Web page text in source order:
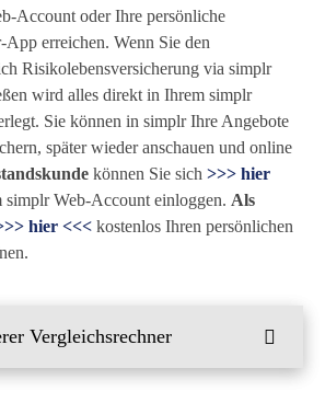
Account oder Ihre persönliche
App erreichen. Wenn Sie den
Risikolebensversicherung via simplr
wird alles direkt in Ihrem simplr
Sie können in simplr Ihre Angebote
später wieder anschauen und online
können Sie sich >>> hier
Web-Account einloggen. Als
hier <<< kostenlos Ihren persönlichen
Vergleichsrechner